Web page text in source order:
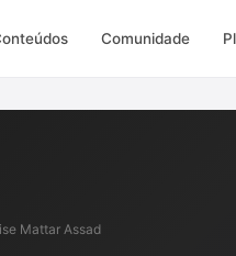
Comunidade
Mattar Assad